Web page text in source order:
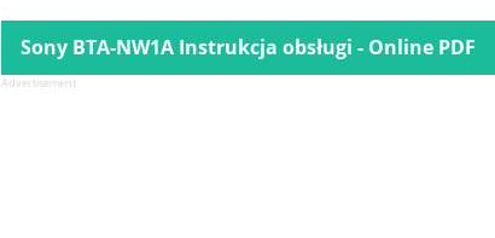
Sony BTA-NW1A Instrukcja obsługi - Online PDF
Advertisement